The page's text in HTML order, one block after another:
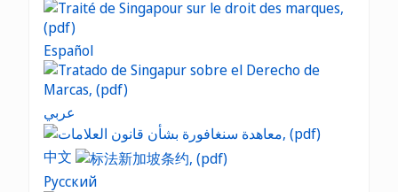
Español
عربي
中文
Русский